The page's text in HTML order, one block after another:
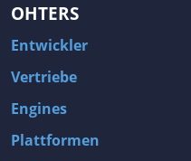
OHTERS
Entwickler
Vertriebe
Engines
Plattformen